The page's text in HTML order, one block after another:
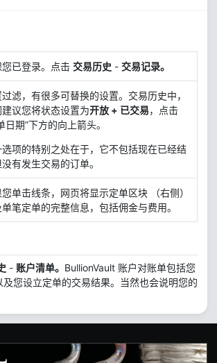
已登录。点击 交易历史 - 交易记录。
滤，有很多可替换的设置。交易历史中，
议您将状态设置为开放 + 已交易，点击
日期”下方的向上箭头。
项的特别之处在于，它不包括现在已经结
有发生交易的订单。
单击线条，网页将显示定单区块 （右侧）
笔定单的完整信息，包括佣金与费用。
- 账户清单。 BullionVault 账户对账单包括您
及您设立定单的交易结果。当然也会说明您的